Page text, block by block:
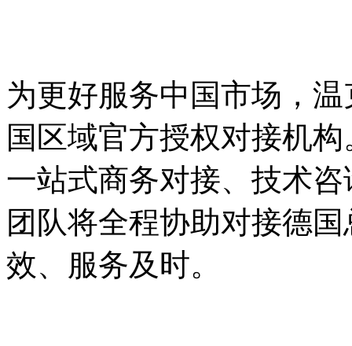
为更好服务中国市场，
国区域官方授权对接机
一站式商务对接、技术
团队将全程协助对接德
效、服务及时。